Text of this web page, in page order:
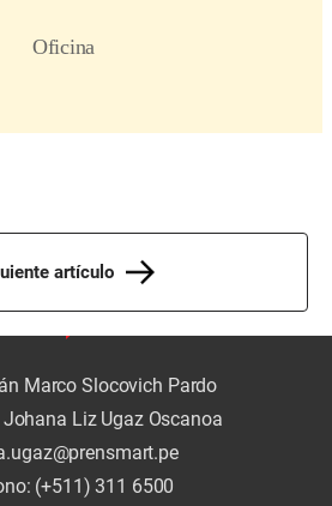
artículo
Marco Slocovich Pardo
Johana Liz Ugaz Oscanoa
(+511) 311 6500